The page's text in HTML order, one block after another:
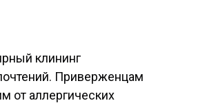
клининг
Приверженцам
от аллергических